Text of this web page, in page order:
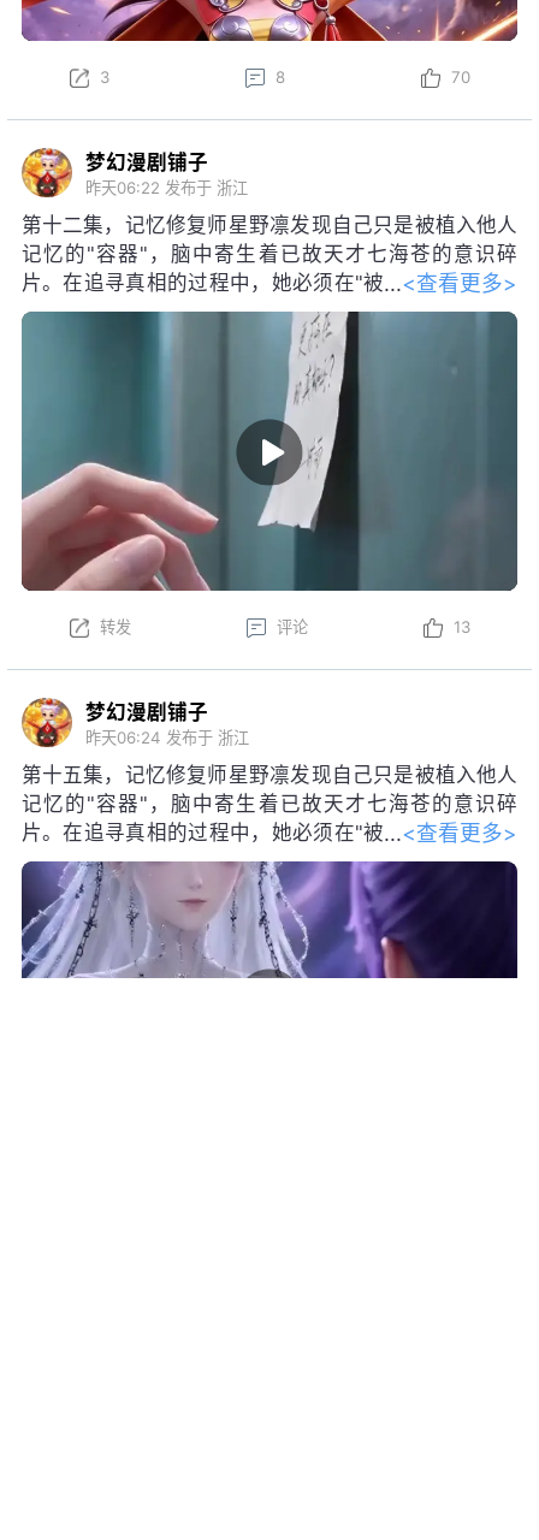
3 8 70
梦幻漫剧铺子
昨天06:22 发布于 浙江
<查看更多>
第十二集，记忆修复师星野凛发现自己只是被植入他人
记忆的"容器"，脑中寄生着已故天才七海苍的意识碎
片。在追寻真相的过程中，她必须在"被
定义的存在"与"自我生成"之间做出选
择，最终与苍达成超越吞噬与牺牲的"共生"。
转发 评论 13
梦幻漫剧铺子
昨天06:24 发布于 浙江
<查看更多>
第十五集，记忆修复师星野凛发现自己只是被植入他人
记忆的"容器"，脑中寄生着已故天才七海苍的意识碎
片。在追寻真相的过程中，她必须在"被
定义的存在"与"自我生成"之间做出选
择，最终与苍达成超越吞噬与牺牲的"共生"。